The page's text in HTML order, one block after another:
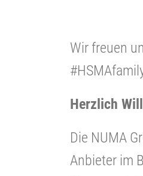
Wir freuen
Herzlich
Die NUMA
Anbieter im